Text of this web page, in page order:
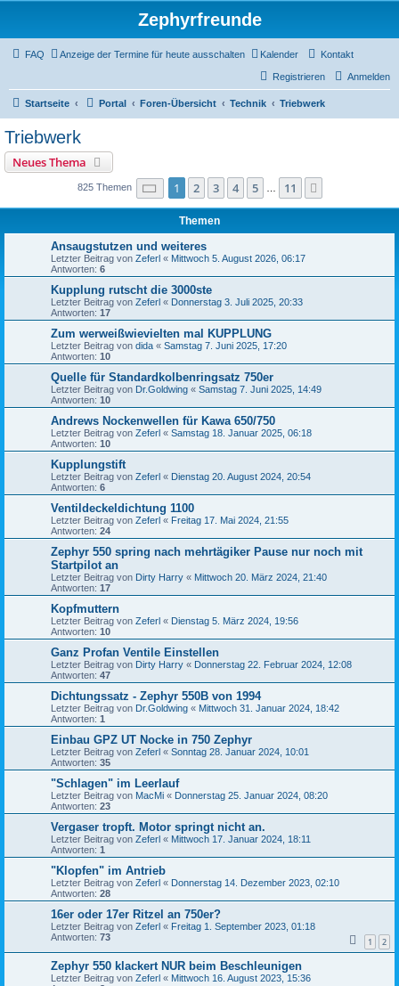
Zephyrfreunde
FAQ Anzeige der Termine für heute ausschalten Kalender Kontakt
Anmelden
Registrieren
Startseite Portal Foren-Übersicht Technik Triebwerk
Triebwerk
Neues Thema
825 Themen Seite 1von 11
1 2 3 4 5 11
Themen
Ansaugstutzen und weiteres
Letzter Beitrag von Zeferl « Mittwoch 5. August 2026, 06:17
Antworten: 6
Kupplung rutscht die 3000ste
Letzter Beitrag von Zeferl « Donnerstag 3. Juli 2025, 20:33
Antworten: 17
Zum werweißwievielten mal KUPPLUNG
Letzter Beitrag von dida « Samstag 7. Juni 2025, 17:20
Antworten: 10
Quelle für Standardkolbenringsatz 750er
Letzter Beitrag von Dr.Goldwing « Samstag 7. Juni 2025, 14:49
Antworten: 10
Andrews Nockenwellen für Kawa 650/750
Letzter Beitrag von Zeferl « Samstag 18. Januar 2025, 06:18
Antworten: 10
Kupplungstift
Letzter Beitrag von Zeferl « Dienstag 20. August 2024, 20:54
Antworten: 6
Ventildeckeldichtung 1100
Letzter Beitrag von Zeferl « Freitag 17. Mai 2024, 21:55
Antworten: 24
Zephyr 550 spring nach mehrtägiker Pause nur noch mit
Startpilot an
Letzter Beitrag von Dirty Harry « Mittwoch 20. März 2024, 21:40
Antworten: 17
Kopfmuttern
Letzter Beitrag von Zeferl « Dienstag 5. März 2024, 19:56
Antworten: 10
Ganz Profan Ventile Einstellen
Letzter Beitrag von Dirty Harry « Donnerstag 22. Februar 2024, 12:08
Antworten: 47
Dichtungssatz - Zephyr 550B von 1994
Letzter Beitrag von Dr.Goldwing « Mittwoch 31. Januar 2024, 18:42
Antworten: 1
Einbau GPZ UT Nocke in 750 Zephyr
Letzter Beitrag von Zeferl « Sonntag 28. Januar 2024, 10:01
Antworten: 35
"Schlagen" im Leerlauf
Letzter Beitrag von MacMi « Donnerstag 25. Januar 2024, 08:20
Antworten: 23
Vergaser tropft. Motor springt nicht an.
Letzter Beitrag von Zeferl « Mittwoch 17. Januar 2024, 18:11
Antworten: 1
"Klopfen" im Antrieb
Letzter Beitrag von Zeferl « Donnerstag 14. Dezember 2023, 02:10
Antworten: 28
16er oder 17er Ritzel an 750er?
Letzter Beitrag von Zeferl « Freitag 1. September 2023, 01:18
Antworten: 73 1 2
Zephyr 550 klackert NUR beim Beschleunigen
Letzter Beitrag von Zeferl « Mittwoch 16. August 2023, 15:36